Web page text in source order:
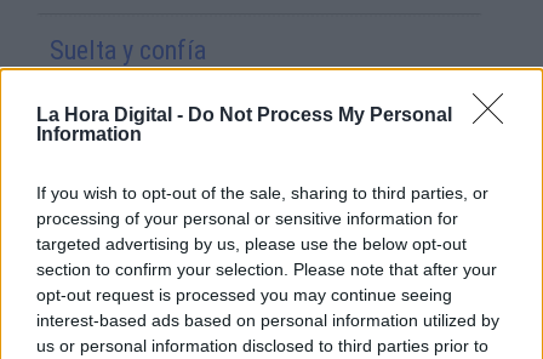
La Hora Digital - Do Not Process My Personal
Information
If you wish to opt-out of the sale, sharing to third parties, or
processing of your personal or sensitive information for
targeted advertising by us, please use the below opt-out
section to confirm your selection. Please note that after your
opt-out request is processed you may continue seeing
interest-based ads based on personal information utilized by
us or personal information disclosed to third parties prior to
Suelta y confía
El Conflicto de Oriente Medio:
Un Nuevo Orden Autoritario
en Construcción
Por Álvaro Frutos Rosado y Gabinete
Geopolítica de Crisis